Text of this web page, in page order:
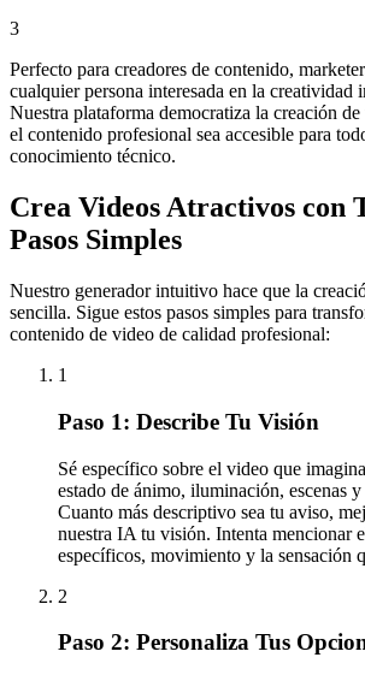
3
Perfecto para creadores de contenido,
cualquier persona interesada en la creatividad
Nuestra plataforma democratiza la creación
el contenido profesional sea accesible para
conocimiento técnico.
Crea Videos Atractivos con
Pasos Simples
Nuestro generador intuitivo hace que la
sencilla. Sigue estos pasos simples para
contenido de video de calidad profesional:
1
Paso 1: Describe Tu Visión
Sé específico sobre el video que
estado de ánimo, iluminación, escenas
Cuanto más descriptivo sea tu aviso,
nuestra IA tu visión. Intenta mencionar
específicos, movimiento y la sensación
2
Paso 2: Personaliza Tus